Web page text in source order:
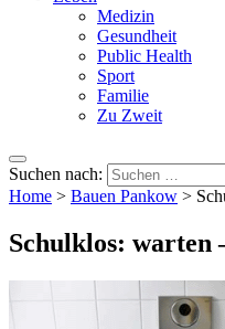
Medizin
Gesundheit
Public Health
Sport
Familie
Zu Zweit
Suchen nach:
Home > Bauen Pankow >
Schulklos: warten